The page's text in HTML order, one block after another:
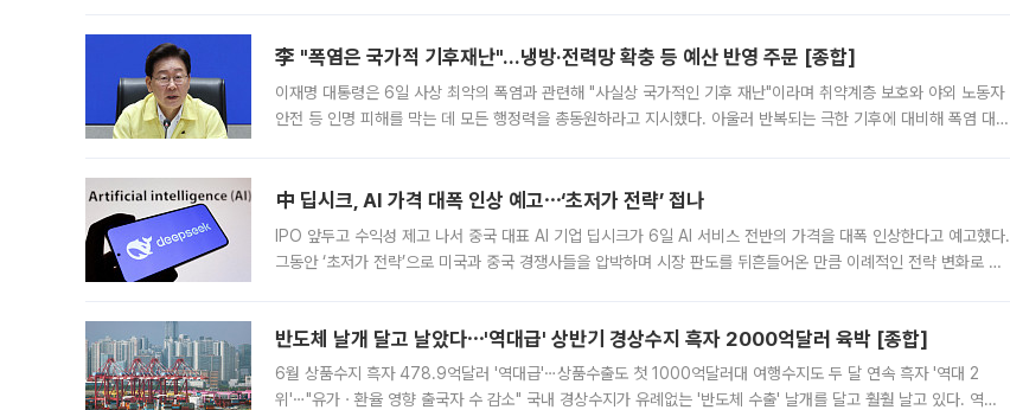
李 "폭염은 국가적 기후재난"…냉방·전력망 확충 등 예산 반영 주문 [종합]
이재명 대통령은 6일 사상 최악의 폭염과 관련해 "사실상 국가적인 기후 재난"이라며 취약계층 보호와 야외 노동자
안전 등 인명 피해를 막는 데 모든 행정력을 총동원하라고 지시했다. 아울러 반복되는 극한 기후에 대비해 폭염 대응
中 딥시크, AI 가격 대폭 인상 예고⋯‘초저가 전략’ 접나
IPO 앞두고 수익성 제고 나서 중국 대표 AI 기업 딥시크가 6일 AI 서비스 전반의 가격을 대폭 인상한다고 예고했다.
그동안 ‘초저가 전략’으로 미국과 중국 경쟁사들을 압박하며 시장 판도를 뒤흔들어온 만큼 이례적인 전략 변화로 평
반도체 날개 달고 날았다⋯'역대급' 상반기 경상수지 흑자 2000억달러 육박 [종합]
6월 상품수지 흑자 478.9억달러 '역대급'⋯상품수출도 첫 1000억달러대 여행수지도 두 달 연속 흑자 '역대 2
위'⋯"유가ㆍ환율 영향 출국자 수 감소" 국내 경상수지가 유례없는 '반도체 수출' 날개를 달고 훨훨 날고 있다. 역대